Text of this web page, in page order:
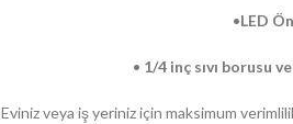
•LED
• 1/4 inç sıvı borusu
Eviniz veya iş yeriniz için maksimum